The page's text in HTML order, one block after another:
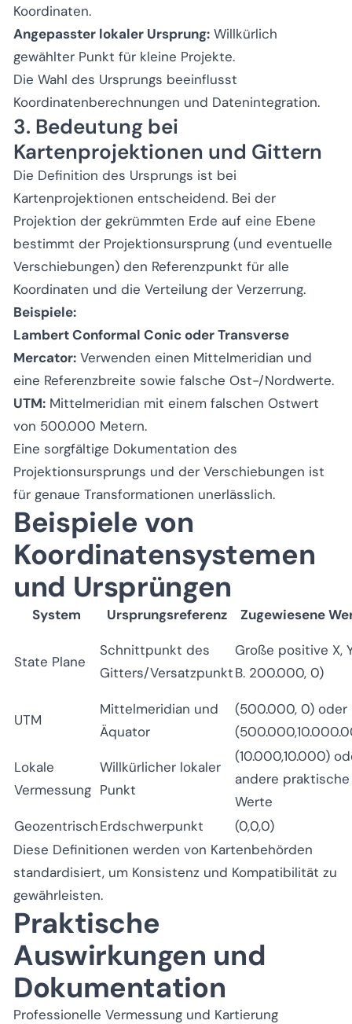
Koordinaten.
Angepasster lokaler Ursprung: Willkürlich
gewählter Punkt für kleine Projekte.
Die Wahl des Ursprungs beeinflusst
Koordinatenberechnungen und Datenintegration.
3. Bedeutung bei
Kartenprojektionen und Gittern
Die Definition des Ursprungs ist bei
Kartenprojektionen entscheidend. Bei der
Projektion der gekrümmten Erde auf eine Ebene
bestimmt der Projektionsursprung (und eventuelle
Verschiebungen) den Referenzpunkt für alle
Koordinaten und die Verteilung der Verzerrung.
Beispiele:
Lambert Conformal Conic oder Transverse
Mercator: Verwenden einen Mittelmeridian und
eine Referenzbreite sowie falsche Ost-/Nordwerte.
UTM: Mittelmeridian mit einem falschen Ostwert
von 500.000 Metern.
Eine sorgfältige Dokumentation des
Projektionsursprungs und der Verschiebungen ist
für genaue Transformationen unerlässlich.
Beispiele von
Koordinatensystemen
und Ursprüngen
System Ursprungsreferenz Zugewiesene
State Plane
Schnittpunkt des
Gitters/Versatzpunkt
Große positive X,
B. 200.000, 0)
UTM
Mittelmeridian und
Äquator
(500.000, 0) oder
Lokale
Vermessung
Willkürlicher lokaler
Punkt
(10.000,10.000)
andere praktische
Werte
GeozentrischErdschwerpunkt
(0,0,0)
Diese Definitionen werden von Kartenbehörden
standardisiert, um Konsistenz und Kompatibilität zu
gewährleisten.
Praktische
Auswirkungen und
Dokumentation
Professionelle Vermessung und Kartierung